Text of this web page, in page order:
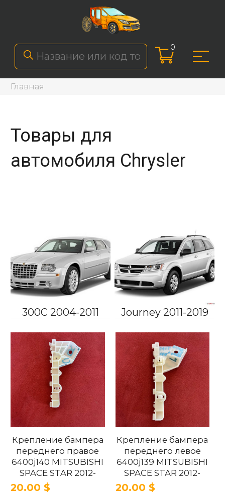
0
Главная
Товары для
автомобиля Chrysler
300C 2004-2011 Journey 2011-2019
Крепление бампера
переднего правое
6400j140 MITSUBISHI
SPACE STAR 2012-
2015.
20.00 $
Крепление бампера
переднего левое
6400j139 MITSUBISHI
SPACE STAR 2012-
2015.
20.00 $